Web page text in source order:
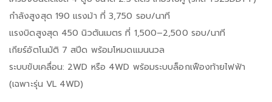
กำลังสูงสุด 190 แรงม้า ที่ 3,750 รอบ/นาที
แรงบิดสูงสุด 450 นิวตันเมตร ที่ 1,500–2,500 รอบ/นาที
เกียร์อัตโนมัติ 7 สปีด พร้อมโหมดแมนนวล
ระบบขับเคลื่อน: 2WD หรือ 4WD พร้อมระบบล็อกเฟืองท้ายไฟฟ้า
(เฉพาะรุ่น VL 4WD)